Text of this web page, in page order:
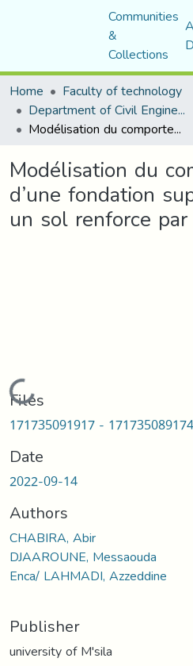
Communities
&
Collections
Home
Faculty of technology
Department of Civil Engineering
Modélisation du comportement d’une fondation superficielle sur un sol renforce par géosynthétique
Modélisation du
d’une fondation
un sol renforce
Loading...
Files
171735091917 -
Date
2022-09-14
Authors
CHABIRA, Abir
DJAAROUNE, Messaouda
Enca/ LAHMADI, Azzeddine
Publisher
university of M'sila